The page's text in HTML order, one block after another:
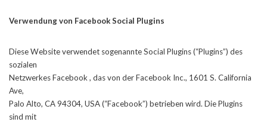
Verwendung von Facebook Social Plugins
Diese Website verwendet sogenannte Social Plugins (“Plugins”) des
sozialen
Netzwerkes Facebook , das von der Facebook Inc., 1601 S. California
Ave,
Palo Alto, CA 94304, USA (“Facebook”) betrieben wird. Die Plugins
sind mit